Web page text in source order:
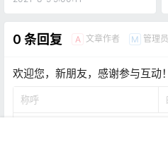
0 条回复 A 文章作者 M 管理员
欢迎您，新朋友，感谢参与互动！